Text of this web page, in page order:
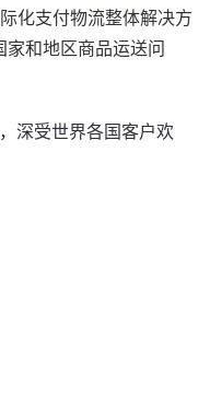
化支付物流整体解决方
和地区商品运送问
深受世界各国客户欢